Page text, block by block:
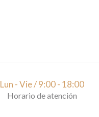
Lun - Vie / 9:00 - 18:00
Horario de atención